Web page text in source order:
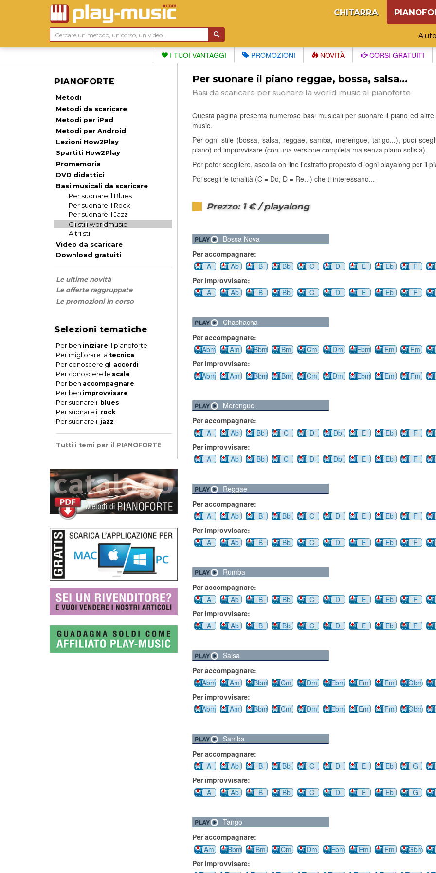
CHITARRA
Aiuto
I TUOI VANTAGGI PROMOZIONI NOVITÀ CORSI GRATUITI
PIANOFORTE
Metodi
Metodi da scaricare
Metodi per iPad
Metodi per Android
Lezioni How2Play
Spartiti How2Play
Promemoria
DVD didattici
Basi musicali da scaricare
Per suonare il Blues
Per suonare il Rock
Per suonare il Jazz
Gli stili worldmusic
Altri stili
Video da scaricare
Download gratuiti
Le ultime novità
Le offerte raggruppate
Le promozioni in corso
Selezioni tematiche
Per ben iniziare il pianoforte
Per migliorare la tecnica
Per conoscere gli accordi
Per conoscere le scale
Per ben accompagnare
Per ben improvvisare
Per suonare il blues
Per suonare il rock
Per suonare il jazz
Tutti i temi per il PIANOFORTE
Per suonare il piano reggae, bossa, salsa...
Basi da scaricare per suonare la world music al pianoforte
Questa pagina presenta numerose basi musicali per suonare il piano ed
music.
Per ogni stile (bossa, salsa, reggae, samba, merengue, tango...), puoi
piano) od improvvisare (con una versione completa ma senza piano solista).
Per poter scegliere, ascolta on line l'estratto proposto di ogni playalong per il
Poi scegli le tonalità (C = Do, D = Re...) che ti interessano...
Prezzo: 1 € / playalong
Bossa Nova
Per accompagnare:
A
Ab B Bb C D E Eb F
Per improvvisare:
A
Ab B Bb C D E Eb F
Chachacha
Per accompagnare:
Abm
Am Bbm Bm Cm Dm Ebm Em Fm
Per improvvisare:
Abm
Am Bbm Bm Cm Dm Ebm Em Fm
Merengue
Per accompagnare:
A
Ab Bb C D Db E Eb F
Per improvvisare:
A
Ab Bb C D Db E Eb F
Reggae
Per accompagnare:
A
Ab B Bb C D E Eb F
Per improvvisare:
A
Ab B Bb C D E Eb F
Rumba
Per accompagnare:
A
Ab B Bb C D E Eb F
Per improvvisare:
A
Ab B Bb C D E Eb F
Salsa
Per accompagnare:
Abm
Am Bbm Cm Dm Ebm Em Fm Gbm
Per improvvisare:
Abm
Am Bbm Cm Dm Ebm Em Fm Gbm
Samba
Per accompagnare:
A
Ab B Bb C D E Eb G
Per improvvisare:
A
Ab B Bb C D E Eb G
Tango
Per accompagnare:
Am
Bbm Bm Cm Dm Ebm Em Fm Gbm
Per improvvisare: